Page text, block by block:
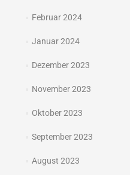
Februar 2024
Januar 2024
Dezember 2023
November 2023
Oktober 2023
September 2023
August 2023